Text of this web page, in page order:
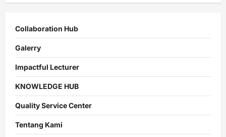
Collaboration Hub
Galerry
Impactful Lecturer
KNOWLEDGE HUB
Quality Service Center
Tentang Kami